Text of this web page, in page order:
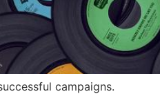
campaigns.